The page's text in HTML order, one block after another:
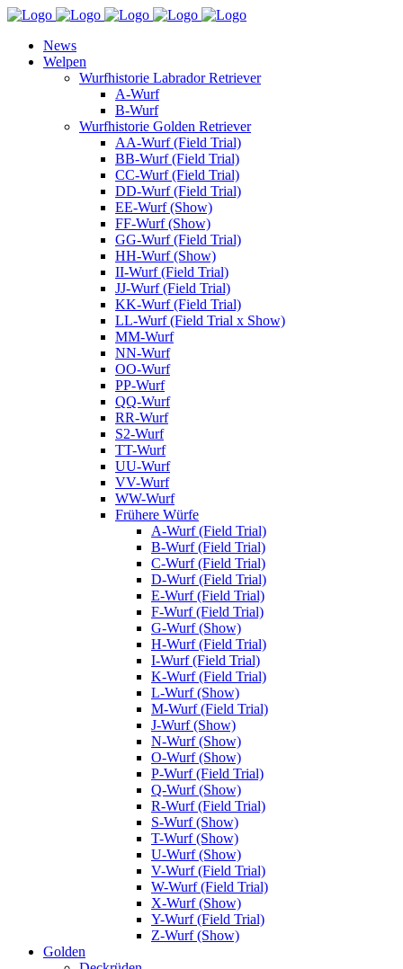
News
Welpen
Wurfhistorie Labrador Retriever
A-Wurf
B-Wurf
Wurfhistorie Golden Retriever
AA-Wurf (Field Trial)
BB-Wurf (Field Trial)
CC-Wurf (Field Trial)
DD-Wurf (Field Trial)
EE-Wurf (Show)
FF-Wurf (Show)
GG-Wurf (Field Trial)
HH-Wurf (Show)
II-Wurf (Field Trial)
JJ-Wurf (Field Trial)
KK-Wurf (Field Trial)
LL-Wurf (Field Trial x Show)
MM-Wurf
NN-Wurf
OO-Wurf
PP-Wurf
QQ-Wurf
RR-Wurf
S2-Wurf
TT-Wurf
UU-Wurf
VV-Wurf
WW-Wurf
Frühere Würfe
A-Wurf (Field Trial)
B-Wurf (Field Trial)
C-Wurf (Field Trial)
D-Wurf (Field Trial)
E-Wurf (Field Trial)
F-Wurf (Field Trial)
G-Wurf (Show)
H-Wurf (Field Trial)
I-Wurf (Field Trial)
K-Wurf (Field Trial)
L-Wurf (Show)
M-Wurf (Field Trial)
J-Wurf (Show)
N-Wurf (Show)
O-Wurf (Show)
P-Wurf (Field Trial)
Q-Wurf (Show)
R-Wurf (Field Trial)
S-Wurf (Show)
T-Wurf (Show)
U-Wurf (Show)
V-Wurf (Field Trial)
W-Wurf (Field Trial)
X-Wurf (Show)
Y-Wurf (Field Trial)
Z-Wurf (Show)
Golden